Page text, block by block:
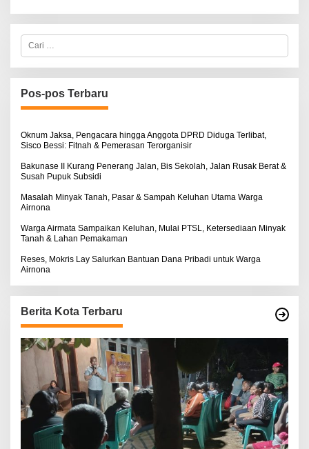
C
r
i
u
n
u
:
Pos-pos Terbaru
Oknum Jaksa, Pengacara hingga Anggota DPRD Diduga Terlibat,
Sisco Bessi: Fitnah & Pemerasan Terorganisir
Bakunase II Kurang Penerang Jalan, Bis Sekolah, Jalan Rusak Berat &
Susah Pupuk Subsidi
Masalah Minyak Tanah, Pasar & Sampah Keluhan Utama Warga
Airnona
Warga Airmata Sampaikan Keluhan, Mulai PTSL, Ketersediaan Minyak
Tanah & Lahan Pemakaman
Reses, Mokris Lay Salurkan Bantuan Dana Pribadi untuk Warga
Airnona
Berita Kota Terbaru